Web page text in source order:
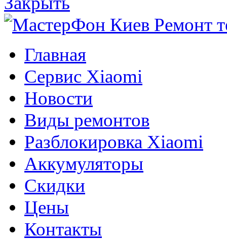
Главная
Сервис Xiaomi
Новости
Виды ремонтов
Разблокировка Xiaomi
Аккумуляторы
Скидки
Цены
Контакты